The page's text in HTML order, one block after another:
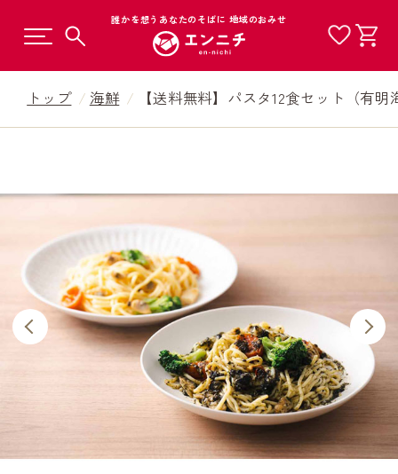
誰かを想うあなたのそばに 地域のおみせ
トップ 海鮮 【送料無料】パスタ12食セット（有